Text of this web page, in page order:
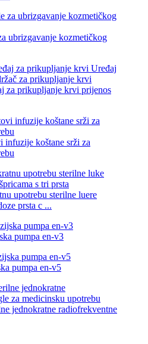
ubrizgavanje kozmetičkog
za prikupljanje krvi prijenos
infuzije koštane srži za
upotrebu sterilne luere
prsta c ...
pumpa en-v3
pumpa en-v5
jednokratne radiofrekventne